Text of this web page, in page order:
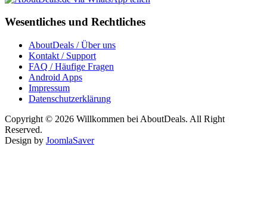
Wesentliches und Rechtliches
AboutDeals / Über uns
Kontakt / Support
FAQ / Häufige Fragen
Android Apps
Impressum
Datenschutzerklärung
Copyright © 2026 Willkommen bei AboutDeals. All Right
Reserved.
Design by JoomlaSaver